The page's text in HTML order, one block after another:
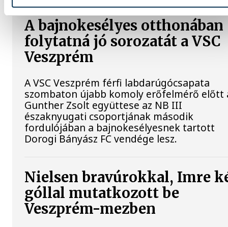
A bajnokesélyes otthonában
folytatná jó sorozatát a VSC
Veszprém
A VSC Veszprém férfi labdarúgócsapata
szombaton újabb komoly erőfelmérő előtt
Gunther Zsolt együttese az NB III
északnyugati csoportjának második
fordulójában a bajnokesélyesnek tartott
Dorogi Bányász FC vendége lesz.
Nielsen bravúrokkal, Imre
góllal mutatkozott be
Veszprém-mezben